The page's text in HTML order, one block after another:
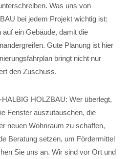
Was uns von
bei jedem Projekt wichtig ist:
ein Gebäude, damit die
Gute Planung ist hier
bringt nicht nur
den Zuschuss.
HOLZBAU: Wer überlegt,
Fenster auszutauschen, die
neuen Wohnraum zu schaffen,
Beratung setzen, um Fördermittel
Sie uns an. Wir sind vor Ort und